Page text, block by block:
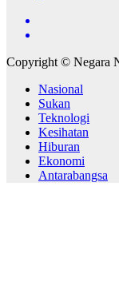
Copyright © Negara
Nasional
Sukan
Teknologi
Kesihatan
Hiburan
Ekonomi
Antarabangsa